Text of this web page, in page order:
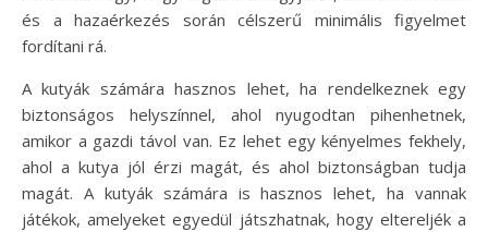
és a hazaérkezés során célszerű minimális figyelmet
fordítani rá.
A kutyák számára hasznos lehet, ha rendelkeznek egy
biztonságos helyszínnel, ahol nyugodtan pihenhetnek,
amikor a gazdi távol van. Ez lehet egy kényelmes fekhely,
ahol a kutya jól érzi magát, és ahol biztonságban tudja
magát. A kutyák számára is hasznos lehet, ha vannak
játékok, amelyeket egyedül játszhatnak, hogy eltereljék a